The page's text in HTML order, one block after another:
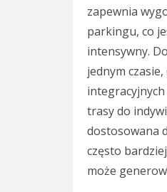
zapewnia
parkingu, co
intensywny.
jednym
trasy do
dostosowana
często
może